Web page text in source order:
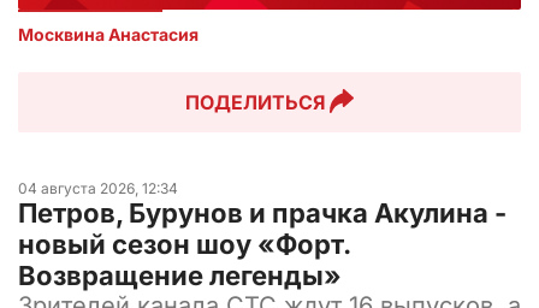
Москвина Анастасия
ПОДЕЛИТЬСЯ
04 августа 2026, 12:34
Петров, Бурунов и прачка Акулина -
новый сезон шоу «Форт.
Возвращение легенды»